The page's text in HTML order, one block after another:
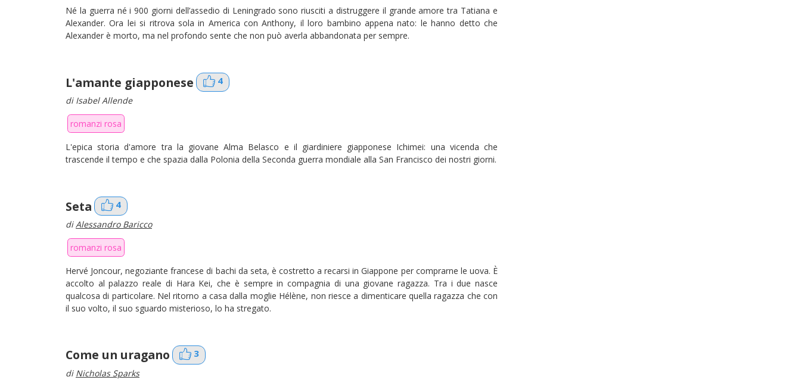
Né la guerra né i 900 giorni dell’assedio di Leningrado sono riusciti a distruggere il grande amore tra Tatiana e
Alexander. Ora lei si ritrova sola in America con Anthony, il loro bambino appena nato: le hanno detto che
Alexander è morto, ma nel profondo sente che non può averla abbandonata per sempre.
L'amante giapponese 4
di Isabel Allende
romanzi rosa
L'epica storia d'amore tra la giovane Alma Belasco e il giardiniere giapponese Ichimei: una vicenda che
trascende il tempo e che spazia dalla Polonia della Seconda guerra mondiale alla San Francisco dei nostri giorni.
Seta 4
diAlessandro Baricco
romanzi rosa
Hervé Joncour, negoziante francese di bachi da seta, è costretto a recarsi in Giappone per comprarne le uova. È
accolto al palazzo reale di Hara Kei, che è sempre in compagnia di una giovane ragazza. Tra i due nasce
qualcosa di particolare. Nel ritorno a casa dalla moglie Hélène, non riesce a dimenticare quella ragazza che con
il suo volto, il suo sguardo misterioso, lo ha stregato.
Come un uragano 3
di Nicholas Sparks